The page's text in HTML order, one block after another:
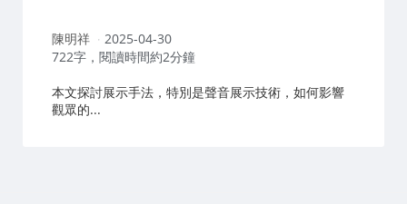
作
者：
陳明祥
2025-04-30
722字，閱讀時間約2分鐘
本文探討展示手法，特別是聲音展示技術，如何影響
觀眾的...